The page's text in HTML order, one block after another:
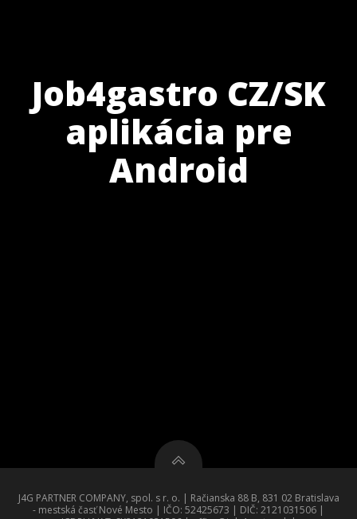
Job4gastro CZ/SK
aplikácia pre
Android
J4G PARTNER COMPANY, spol. s r. o. | Račianska 88 B, 831 02 Bratislava
- mestská časť Nové Mesto | IČO: 52425673 | DIČ: 2121031506 |